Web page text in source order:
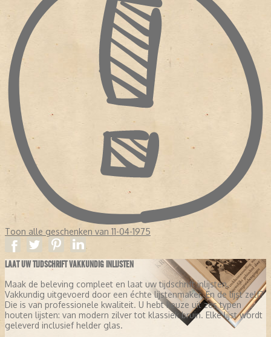
Toon alle geschenken van 11-04-1975
LAAT UW TIJDSCHRIFT VAKKUNDIG INLIJSTEN
Maak de beleving compleet en laat uw tijdschrift inlijsten.
Vakkundig uitgevoerd door een échte lijstenmaker. En de lijst zelf?
Die is van professionele kwaliteit. U hebt keuze uit zes typen
houten lijsten: van modern zilver tot klassiek bruin. Elke lijst wordt
geleverd inclusief helder glas.